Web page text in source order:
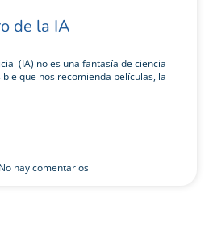
de la IA
(IA) no es una fantasía de ciencia
que nos recomienda películas, la
No hay comentarios